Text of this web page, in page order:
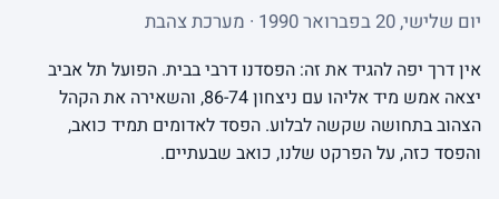
יום שלישי, 20 בפברואר 1990 · מערכת צהבת
אין דרך יפה להגיד את זה: הפסדנו דרבי בבית. הפועל תל אביב
יצאה אמש מיד אליהו עם ניצחון 86-74, והשאירה את הקהל
הצהוב בתחושה שקשה לבלוע. הפסד לאדומים תמיד כואב,
והפסד כזה, על הפרקט שלנו, כואב שבעתיים.